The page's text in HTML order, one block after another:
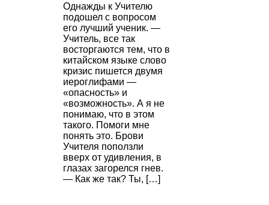
Однажды к Учителю
подошел с вопросом
его лучший ученик. —
Учитель, все так
восторгаются тем, что в
китайском языке слово
кризис пишется двумя
иероглифами —
«опасность» и
«возможность». А я не
понимаю, что в этом
такого. Помоги мне
понять это. Брови
Учителя поползли
вверх от удивления, в
глазах загорелся гнев.
— Как же так? Ты, […]